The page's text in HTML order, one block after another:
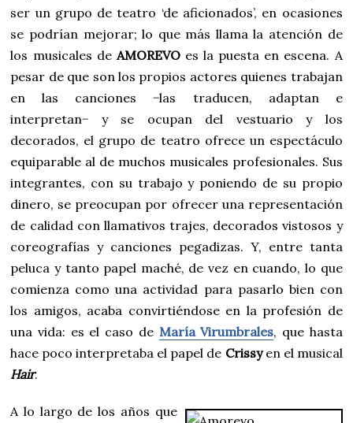
ser un grupo de teatro ‘de aficionados’, en ocasiones
se podrían mejorar; lo que más llama la atención de
los musicales de AMOREVOes la puesta en escena. A
pesar de que son los propios actores quienes trabajan
en las canciones −las traducen, adaptan e
interpretan− y se ocupan del vestuario y los
decorados, el grupo de teatro ofrece un espectáculo
equiparable al de muchos musicales profesionales. Sus
integrantes, con su trabajo y poniendo de su propio
dinero, se preocupan por ofrecer una representación
de calidad con llamativos trajes, decorados vistosos y
coreografías y canciones pegadizas. Y, entre tanta
peluca y tanto papel maché, de vez en cuando, lo que
comienza como una actividad para pasarlo bien con
los amigos, acaba convirtiéndose en la profesión de
una vida: es el caso de María Virumbrales, que hasta
hace poco interpretaba el papel de Crissyen el musical
Hair.
A lo largo de los años que